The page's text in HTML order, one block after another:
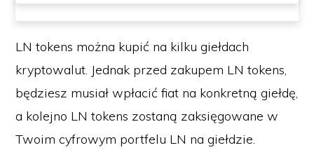
LN tokens można kupić na kilku giełdach
kryptowalut. Jednak przed zakupem LN tokens,
będziesz musiał wpłacić fiat na konkretną giełdę,
a kolejno LN tokens zostaną zaksięgowane w
Twoim cyfrowym portfelu LN na giełdzie.